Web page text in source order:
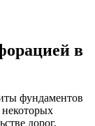
в
фундаментов
дорог,